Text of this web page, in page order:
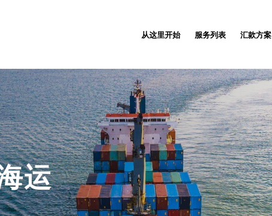
从这里开始 服务列表 汇款方案
运